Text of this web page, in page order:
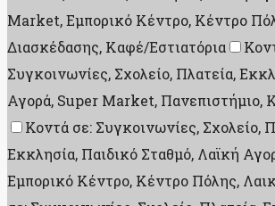
Market, Εμπορικό Κέντρο, Κέντρο
Διασκέδασης, Καφέ/Εστιατόρια
Συγκοινωνίες, Σχολείο, Πλατεία,
Αγορά, Super Market, Πανεπιστήμιο,
Κοντά σε: Συγκοινωνίες, Σχολείο,
Εκκλησία, Παιδικό Σταθμό, Λαϊκή
Εμπορικό Κέντρο, Κέντρο Πόλης,